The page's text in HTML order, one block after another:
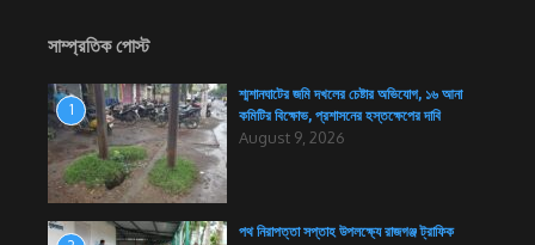
সাম্প্রতিক পোস্ট
1
শ্মশানঘাটের জমি দখলের চেষ্টার অভিযোগ, ১৬ আনা
কমিটির বিক্ষোভ, প্রশাসনের হস্তক্ষেপের দাবি
August 9, 2026
পথ নিরাপত্তা সপ্তাহ উপলক্ষ্যে রাজগঞ্জ ট্রাফিক